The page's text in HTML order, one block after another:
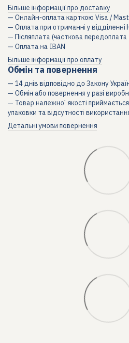
Більше інформації про доставку
— Онлайн-оплата карткою Visa /
— Оплата при отриманні у відділенні
— Післяплата (часткова передоплата
— Оплата на IBAN
Більше інформації про оплату
Обмін та повернення
— 14 днів відповідно до Закону
— Обмін або повернення у разі
— Товар належної якості
упаковки та відсутності
Детальні умови повернення